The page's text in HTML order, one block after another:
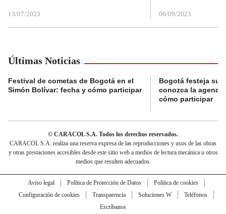
13/07/2023 06/09/2023
Últimas Noticias
Festival de cometas de Bogotá en el
Simón Bolívar: fecha y cómo participar
Bogotá festeja su
conozca la
cómo participar
© CARACOL S.A. Todos los derechos reservados.
CARACOL S.A. realiza una reserva expresa de las reproducciones y usos de las obras
y otras prestaciones accesibles desde este sitio web a medios de lectura mecánica u otros
medios que resulten adecuados.
Aviso legal Política de Protección de Datos
Política de cookies
Configuración de cookies
Transparencia Soluciones W
Teléfonos
Escríbanos